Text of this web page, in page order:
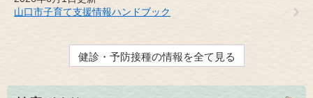
山口市子育て支援情報ハンドブック
健診・予防接種の情報を全て見る